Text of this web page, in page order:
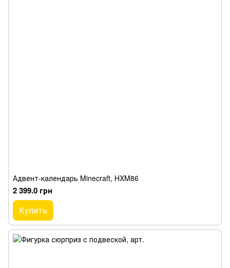
Адвент-календарь Minecraft, HXM86
2 399.0 грн
Купить